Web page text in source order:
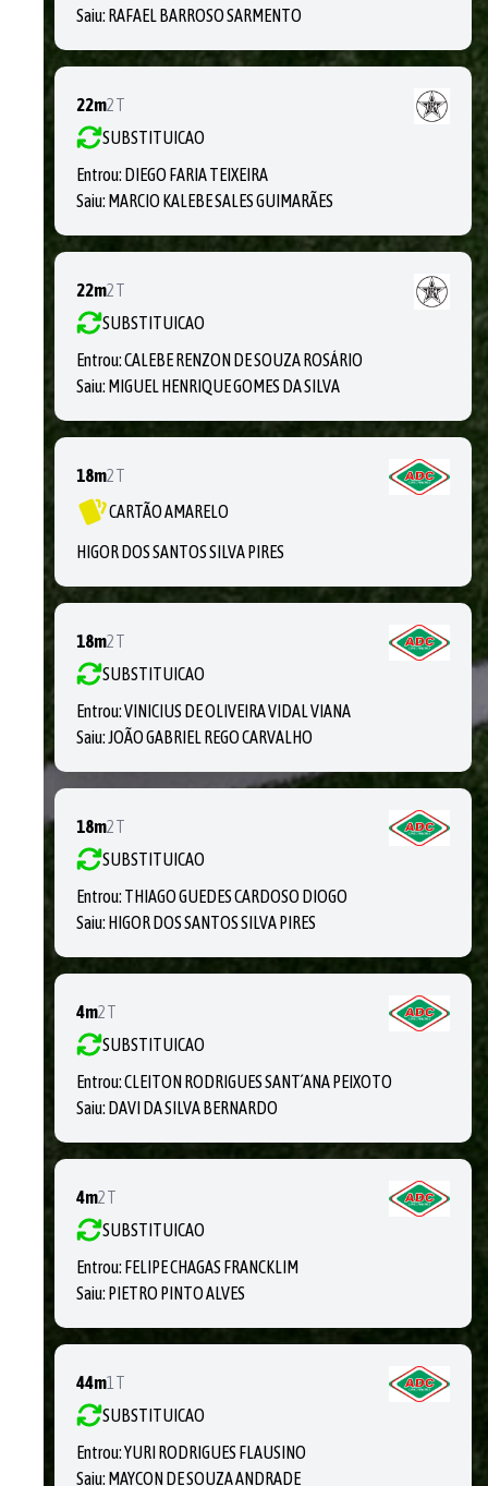
Saiu: RAFAEL BARROSO SARMENTO
22m2T
SUBSTITUICAO
Entrou: DIEGO FARIA TEIXEIRA
Saiu: MARCIO KALEBE SALES GUIMARÃES
22m2T
SUBSTITUICAO
Entrou:CALEBE RENZON DE SOUZA ROSÁRIO
Saiu: MIGUEL HENRIQUE GOMES DA SILVA
18m2T
CARTÃO AMARELO
HIGOR DOS SANTOS SILVA PIRES
18m2T
SUBSTITUICAO
Entrou:VINICIUS DE OLIVEIRA VIDAL VIANA
Saiu:JOÃO GABRIEL REGO CARVALHO
18m2T
SUBSTITUICAO
Entrou: THIAGO GUEDES CARDOSO DIOGO
Saiu: HIGOR DOS SANTOS SILVA PIRES
4m2T
SUBSTITUICAO
Entrou:CLEITON RODRIGUES SANT´ANA PEIXOTO
Saiu: DAVI DA SILVA BERNARDO
4m2T
SUBSTITUICAO
Entrou: FELIPE CHAGAS FRANCKLIM
Saiu: PIETRO PINTO ALVES
44m1T
SUBSTITUICAO
Entrou:YURI RODRIGUES FLAUSINO
Saiu: MAYCON DE SOUZA ANDRADE